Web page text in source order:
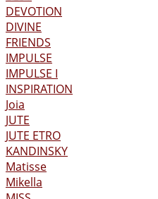
DEVOTION
DIVINE
FRIENDS
IMPULSE
IMPULSE I
INSPIRATION
Joia
JUTE
JUTE ETRO
KANDINSKY
Matisse
Mikella